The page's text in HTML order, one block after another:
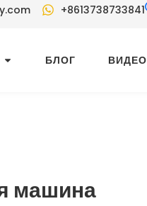
+8613738733841
БЛОГ ВИДЕО
машина